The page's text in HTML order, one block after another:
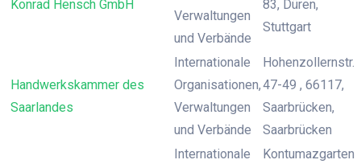
Konrad Hensch GmbH
Verwaltungen
und Verbände
83, Düren,
Stuttgart
Handwerkskammer des
Saarlandes
Internationale
Organisationen,
Verwaltungen
und Verbände
Hohenzollernstr.
47-49 , 66117,
Saarbrücken,
Saarbrücken
Internationale
Kontumazgarten